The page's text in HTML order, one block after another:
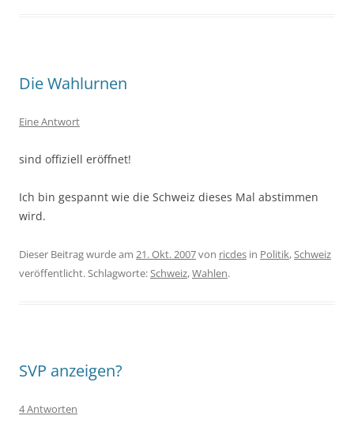
Die Wahlurnen
Eine Antwort
sind offiziell eröffnet!
Ich bin gespannt wie die Schweiz dieses Mal abstimmen
wird.
Dieser Beitrag wurde am 21. Okt. 2007von ricdes in Politik,Schweiz
veröffentlicht. Schlagworte:Schweiz,Wahlen.
SVP anzeigen?
4 Antworten